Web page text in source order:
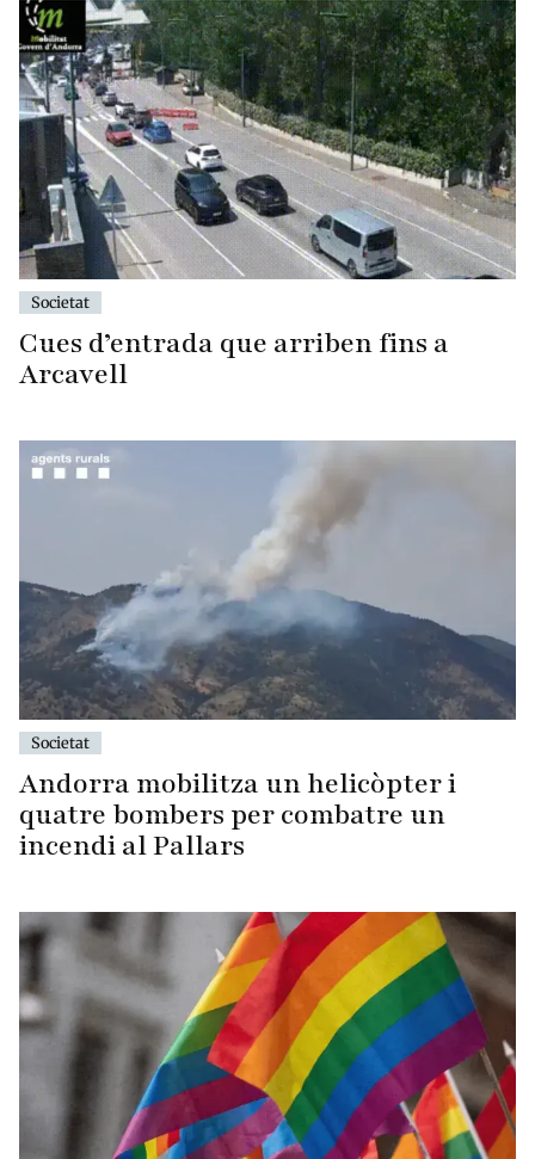
Societat
Cues d’entrada que arriben fins a
Arcavell
Societat
Andorra mobilitza un helicòpter i
quatre bombers per combatre un
incendi al Pallars